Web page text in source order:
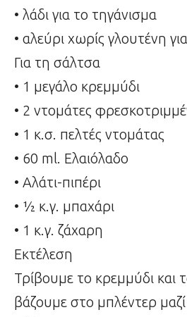
• λάδι για το τηγάνισμα
• αλεύρι χωρίς γλουτένη
Για τη σάλτσα
• 1 μεγάλο κρεμμύδι
• 2 ντομάτες
• 1 κ.σ. πελτές ντομάτας
• 60 ml. Ελαιόλαδο
• Αλάτι-πιπέρι
• ½ κ.γ. μπαχάρι
• 1 κ.γ. ζάχαρη
Εκτέλεση
Τρίβουμε το κρεμμύδι και
βάζουμε στο μπλέντερ